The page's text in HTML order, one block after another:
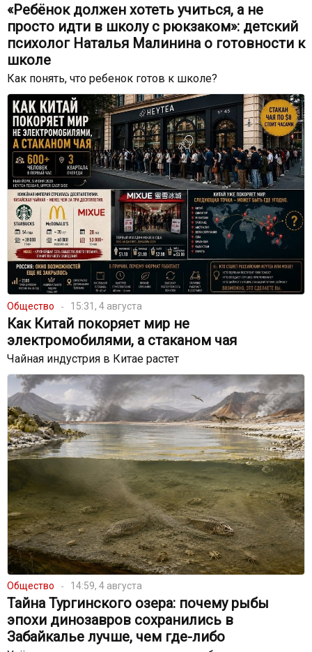
«Ребёнок должен хотеть учиться, а не
просто идти в школу с рюкзаком»: детский
психолог Наталья Малинина о готовности к
школе
Как понять, что ребенок готов к школе?
Общество 15:31, 4 августа
Как Китай покоряет мир не
электромобилями, а стаканом чая
Чайная индустрия в Китае растет
Общество 14:59, 4 августа
Тайна Тургинского озера: почему рыбы
эпохи динозавров сохранились в
Забайкалье лучше, чем где-либо